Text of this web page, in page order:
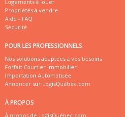
Logements à louer
Propriétés à vendre
Aide - FAQ
Sécurité
POUR LES PROFESSIONNELS
Nos solutions adaptées à vos besoins
Forfait Courtier Immobilier
Importation Automatisée
Annoncer sur LogisQuébec.com
À PROPOS
À propos de LogisQuébec.com